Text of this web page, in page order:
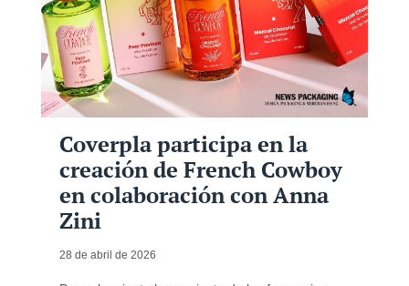
Coverpla participa en la
creación de French Cowboy
en colaboración con Anna
Zini
28 de abril de 2026